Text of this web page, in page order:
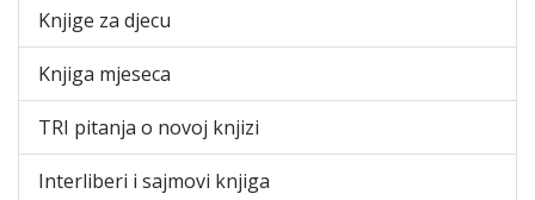
Knjige za djecu
Knjiga mjeseca
TRI pitanja o novoj knjizi
Interliberi i sajmovi knjiga